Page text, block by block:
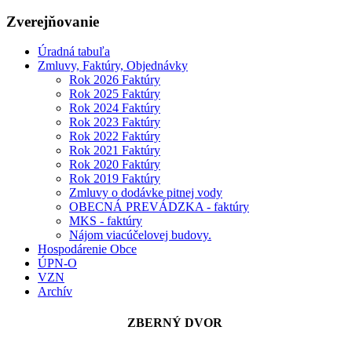
Zverejňovanie
Úradná tabuľa
Zmluvy, Faktúry, Objednávky
Rok 2026 Faktúry
Rok 2025 Faktúry
Rok 2024 Faktúry
Rok 2023 Faktúry
Rok 2022 Faktúry
Rok 2021 Faktúry
Rok 2020 Faktúry
Rok 2019 Faktúry
Zmluvy o dodávke pitnej vody
OBECNÁ PREVÁDZKA - faktúry
MKS - faktúry
Nájom viacúčelovej budovy.
Hospodárenie Obce
ÚPN-O
VZN
Archív
ZBERNÝ DVOR